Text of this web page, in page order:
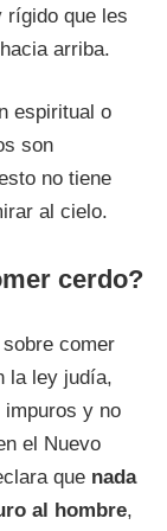
rígido que les
arriba.
espiritual o
son
no tiene
al cielo.
cerdo?
comer
la ley judía,
impuros y no
el Nuevo
que nada
al hombre,